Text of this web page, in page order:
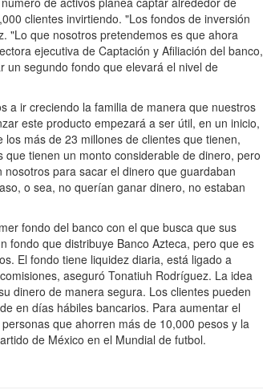
clientes invirtiendo. "Los fondos de inversión
"Lo que nosotros pretendemos es que ahora
ejecutiva de Captación y Afiliación del banco,
un segundo fondo que elevará el nivel de
a ir creciendo la familia de manera que nuestros
este producto empezará a ser útil, en un inicio,
más de 23 millones de clientes que tienen,
tienen un monto considerable de dinero, pero
para sacar el dinero que guardaban
o sea, no querían ganar dinero, no estaban
fondo del banco con el que busca que sus
fondo que distribuye Banco Azteca, pero que es
El fondo tiene liquidez diaria, está ligado a
aseguró Tonatiuh Rodríguez. La idea
dinero de manera segura. Los clientes pueden
en días hábiles bancarios. Para aumentar el
que ahorren más de 10,000 pesos y la
de México en el Mundial de futbol.